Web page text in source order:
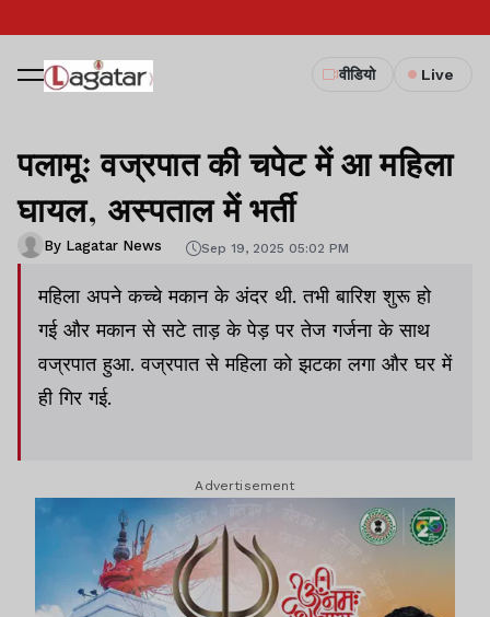
वीडियो Live
पलामूः वज्रपात की चपेट में आ महिला
घायल, अस्पताल में भर्ती
By Lagatar News Sep 19, 2025 05:02 PM
महिला अपने कच्चे मकान के अंदर थी. तभी बारिश शुरू हो
गई और मकान से सटे ताड़ के पेड़ पर तेज गर्जना के साथ
वज्रपात हुआ. वज्रपात से महिला को झटका लगा और घर में
ही गिर गई.
Advertisement